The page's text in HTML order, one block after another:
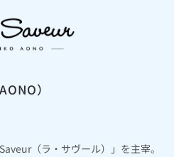
）
（ラ・サヴール）」を主宰。